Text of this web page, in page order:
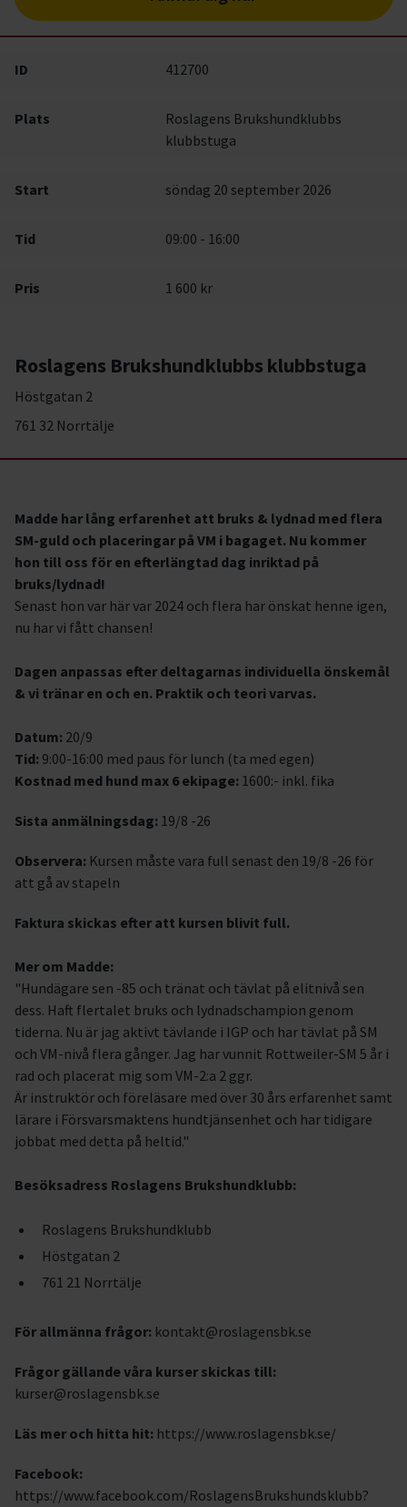
ID 412700
Plats
Roslagens Brukshundklubbs
klubbstuga
Start söndag 20 september 2026
Tid 09:00 - 16:00
Pris 1 600 kr
Roslagens Brukshundklubbs klubbstuga
Höstgatan 2
761 32 Norrtälje
Madde har lång erfarenhet att bruks & lydnad med flera
SM-guld och placeringar på VM i bagaget. Nu kommer
hon till oss för en efterlängtad dag inriktad på
bruks/lydnad!
Senast hon var här var 2024 och flera har önskat henne igen,
nu har vi fått chansen!
Dagen anpassas efter deltagarnas individuella önskemål
& vi tränar en och en. Praktik och teori varvas.
Datum: 20/9
Tid: 9:00-16:00 med paus för lunch (ta med egen)
Kostnad med hund max 6 ekipage: 1600:- inkl. fika
Sista anmälningsdag: 19/8 -26
Observera: Kursen måste vara full senast den 19/8 -26 för
att gå av stapeln
Faktura skickas efter att kursen blivit full.
Mer om Madde:
"Hundägare sen -85 och tränat och tävlat på elitnivå sen
dess. Haft flertalet bruks och lydnadschampion genom
tiderna. Nu är jag aktivt tävlande i IGP och har tävlat på SM
och VM-nivå flera gånger. Jag har vunnit Rottweiler-SM 5 år i
rad och placerat mig som VM-2:a 2 ggr.
Är instruktör och föreläsare med över 30 års erfarenhet samt
lärare i Försvarsmaktens hundtjänsenhet och har tidigare
jobbat med detta på heltid."
Besöksadress Roslagens Brukshundklubb:
Roslagens Brukshundklubb
Höstgatan 2
761 21 Norrtälje
För allmänna frågor: kontakt@roslagensbk.se
Frågor gällande våra kurser skickas till:
kurser@roslagensbk.se
Läs mer och hitta hit: https://www.roslagensbk.se/
Facebook:
https://www.facebook.com/RoslagensBrukshundsklubb?